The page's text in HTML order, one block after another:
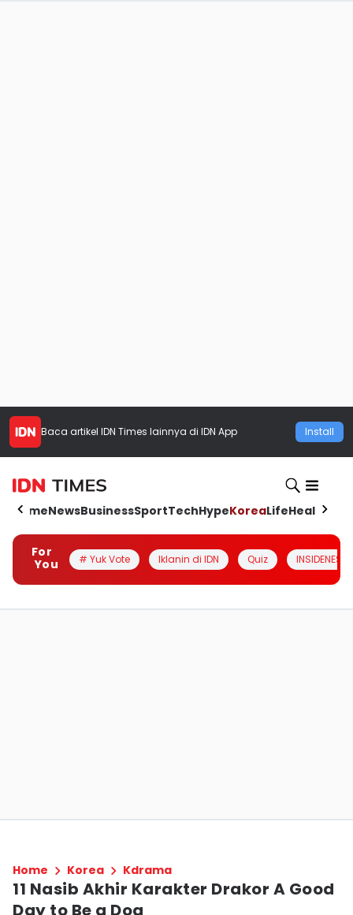
Baca artikel IDN Times lainnya di IDN App Install
HomeNewsBusinessSportTechHypeKoreaLifeHealth
For
You
# Yuk Vote Iklanin di IDN Quiz INSIDENESIA
Home Korea Kdrama
11 Nasib Akhir Karakter Drakor A Good
Day to Be a Dog